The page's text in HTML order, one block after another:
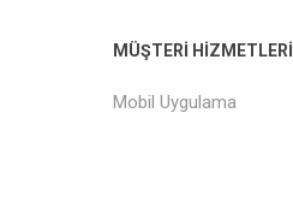
MÜŞTERI HIZMETLERI
Mobil Uygulama